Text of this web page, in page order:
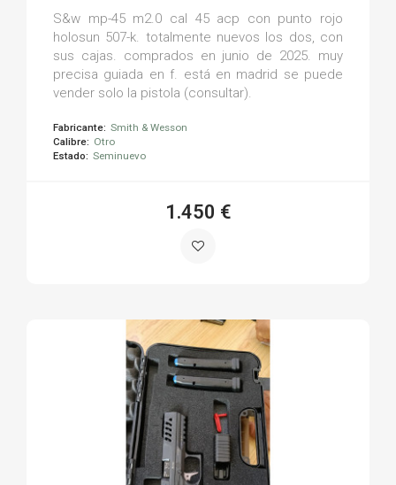
S&w mp-45 m2.0 cal 45 acp con punto rojo
holosun 507-k. totalmente nuevos los dos, con
sus cajas. comprados en junio de 2025. muy
precisa guiada en f. está en madrid se puede
vender solo la pistola (consultar).
Fabricante: Smith & Wesson
Calibre: Otro
Estado: Seminuevo
1.450 €